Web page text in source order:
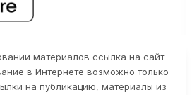
материалов ссылка на сайт
в Интернете возможно только
на публикацию, материалы из